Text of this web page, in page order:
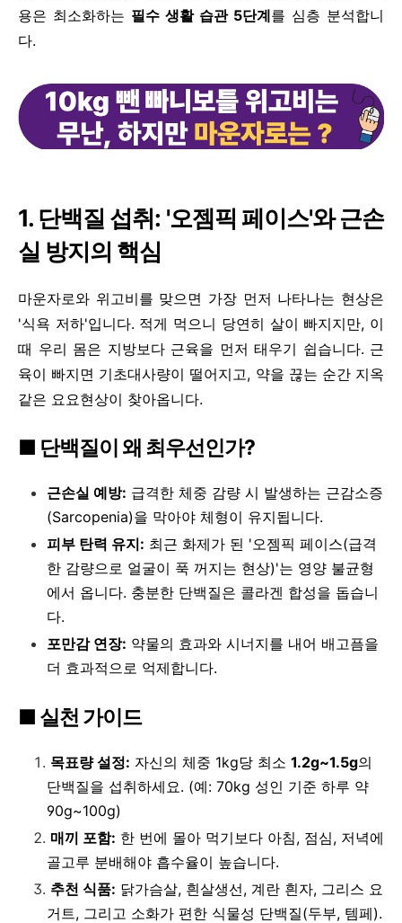
용은 최소화하는 필수 생활 습관 5단계를 심층 분석합니
다.
1. 단백질 섭취: '오젬픽 페이스'와 근손
실 방지의 핵심
마운자로와 위고비를 맞으면 가장 먼저 나타나는 현상은
'식욕 저하'입니다. 적게 먹으니 당연히 살이 빠지지만, 이
때 우리 몸은 지방보다 근육을 먼저 태우기 쉽습니다. 근
육이 빠지면 기초대사량이 떨어지고, 약을 끊는 순간 지옥
같은 요요현상이 찾아옵니다.
■ 단백질이 왜 최우선인가?
근손실 예방: 급격한 체중 감량 시 발생하는 근감소증
(Sarcopenia)을 막아야 체형이 유지됩니다.
피부 탄력 유지: 최근 화제가 된 '오젬픽 페이스(급격
한 감량으로 얼굴이 푹 꺼지는 현상)'는 영양 불균형
에서 옵니다. 충분한 단백질은 콜라겐 합성을 돕습니
다.
포만감 연장: 약물의 효과와 시너지를 내어 배고픔을
더 효과적으로 억제합니다.
■ 실천 가이드
목표량 설정: 자신의 체중 1kg당 최소 1.2g~1.5g의
단백질을 섭취하세요. (예: 70kg 성인 기준 하루 약
90g~100g)
매끼 포함: 한 번에 몰아 먹기보다 아침, 점심, 저녁에
골고루 분배해야 흡수율이 높습니다.
추천 식품: 닭가슴살, 흰살생선, 계란 흰자, 그리스 요
거트, 그리고 소화가 편한 식물성 단백질(두부, 템페).